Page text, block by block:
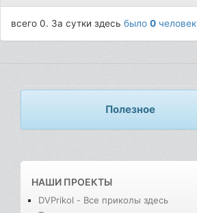
всего 0. За сутки здесьбыло0 человек
Полезное
НАШИ ПРОЕКТЫ
DVPrikol - Все приколы здесь